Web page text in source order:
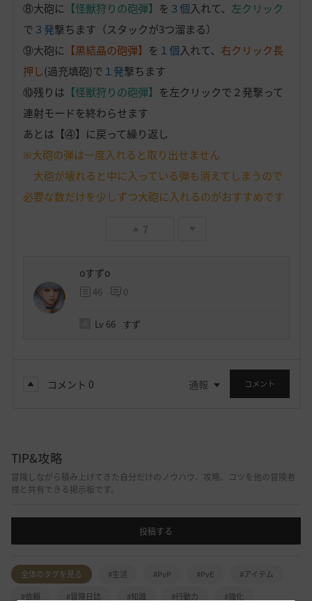
⑧大砲に 【怪獣狩りの砲弾】 を ３個入れて、 左クリック
で ３発撃ちます（スタックが3つ溜まる）
⑨大砲に 【黒結晶の砲弾】 を １個入れて、 右クリック長
押し(過充填砲)で １発撃ちます
⑩残りは 【怪獣狩りの砲弾】 を左クリックで２発撃って
連射モードを終わらせます
あとは【④】に戻って繰り返し
※大砲の弾は一度入れると取り出せません
大砲が壊れると中に入っている弾も消えてしまうので
必要な数だけを少しずつ大砲に入れるのがおすすめです
7
oすずo
46 0
Lv 66 すず
コメント 0 通報 コメント
TIP&攻略
冒険しながら積み上げてきた自分だけのノウハウ、攻略、コツを他の冒険者
様と共有できる掲示板です。
投稿する
全体のタグを見る #生活 #PvP #PvE
#アイテム
#依頼
#冒険日誌 #知識 #行動力 #強化